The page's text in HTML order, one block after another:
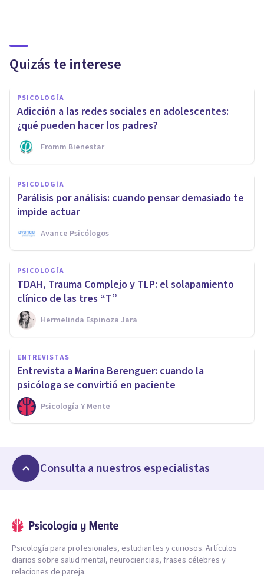
Quizás te interese
PSICOLOGÍA
Adicción a las redes sociales en adolescentes:
¿qué pueden hacer los padres?
Fromm Bienestar
PSICOLOGÍA
Parálisis por análisis: cuando pensar demasiado te
impide actuar
Avance Psicólogos
PSICOLOGÍA
TDAH, Trauma Complejo y TLP: el solapamiento
clínico de las tres “T”
Hermelinda Espinoza Jara
ENTREVISTAS
Entrevista a Marina Berenguer: cuando la
psicóloga se convirtió en paciente
Psicología Y Mente
Consulta a nuestros especialistas
Psicología para profesionales, estudiantes y curiosos. Artículos
diarios sobre salud mental, neurociencias, frases célebres y
relaciones de pareja.